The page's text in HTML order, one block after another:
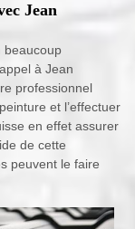
Jean
beaucoup
à Jean
professionnel
et l’effectuer
en effet assurer
de cette
peuvent le faire